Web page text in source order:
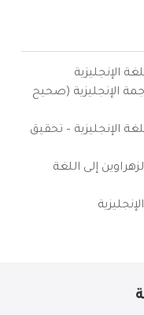
الإنجليزية
الإنجليزية (صحيح
الإنجليزية – تحقيق
إلى اللغة